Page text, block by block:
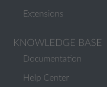
Extensions
KNOWLEDGE BASE
Documentation
Help Center